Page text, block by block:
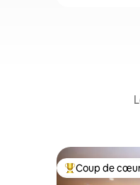
Coups de cœur
Coup de